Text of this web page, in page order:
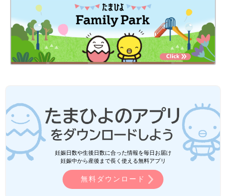
妊娠日数や生後日数に合った情報を毎日お届け
妊娠中から産後まで長く使える無料アプリ
無料ダウンロード